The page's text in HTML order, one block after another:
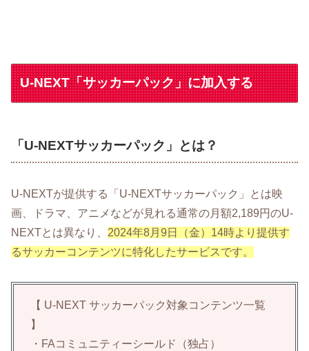
U-NEXT「サッカーパック」に加入する
「U-NEXTサッカーパック」とは？
U-NEXTが提供する「U-NEXTサッカーパック」とは映
画、ドラマ、アニメなどが見れる通常の月額2,189円のU-
NEXTとは異なり、 2024年8月9日（金）14時より提供す
るサッカーコンテンツに特化したサービスです。
【 U-NEXT サッカーパック対象コンテンツ一覧
】
・FAコミュニティーシールド（独占）